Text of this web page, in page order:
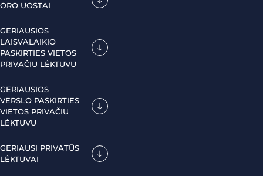
ORO UOSTAI
GERIAUSIOS
LAISVALAIKIO
PASKIRTIES VIETOS
PRIVAČIU LĖKTUVU
GERIAUSIOS
VERSLO PASKIRTIES
VIETOS PRIVAČIU
LĖKTUVU
GERIAUSI PRIVATŪS
LĖKTUVAI